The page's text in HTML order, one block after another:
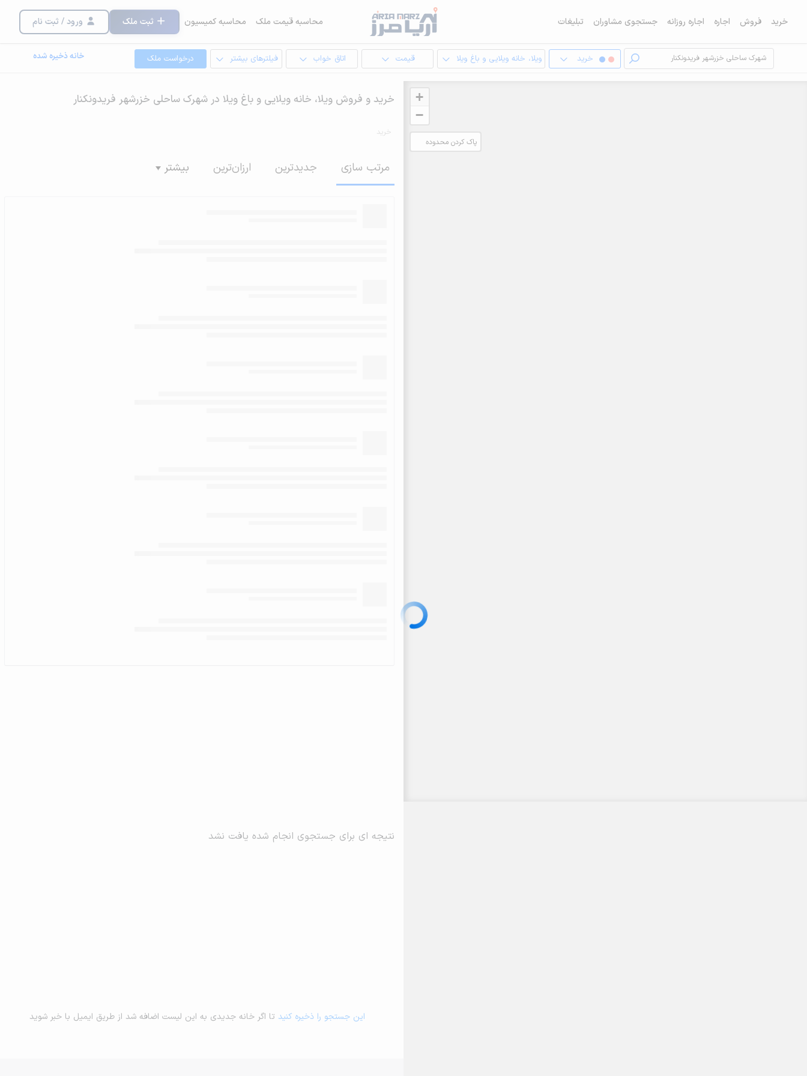
خرید فروش اجاره اجاره روزانه جستجوی مشاوران تبلیغات محاسبه قیمت ملک محاسبه کمیسیون ثبت ملک ورود / ثبت نام
خرید ویلا، خانه ویلایی و باغ ویلا قیمت اتاق خواب فیلترهای بیشتر درخواست ملک خانه ذخیره شده
+
−
پاک کردن محدوده
خرید و فروش ویلا، خانه ویلایی و باغ ویلا در شهرک ساحلی خزرشهر فریدونکنار
خرید
مرتب سازی جدیدترین ارزان‌ترین بیشتر
نتیجه ای برای جستجوی انجام شده یافت نشد
این جستجو را ذخیره کنید تا اگر خانه جدیدی به این لیست اضافه شد از طریق ایمیل با خبر شوید